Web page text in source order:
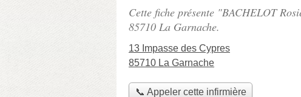
Cette fiche présente "BACHELOT
85710 La Garnache.
13 Impasse des Cypres
85710 La Garnache
📞 Appeler cette infirmière